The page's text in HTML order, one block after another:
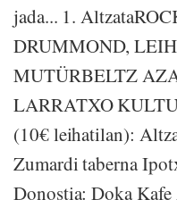
jada... 1.
DRUMMOND,
MUTÜRBELTZ
LARRATXO
(10€ leihatilan):
Zumardi taberna
Donostia: Doka